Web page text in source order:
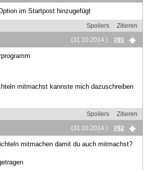
im Startpost hinzugefügt
Spoilers
Zitieren
(31.10.2014 )
#91
mitmachst kannste mich dazuschreiben
Spoilers
Zitieren
(31.10.2014 )
#92
mitmachen damit du auch mitmachst?